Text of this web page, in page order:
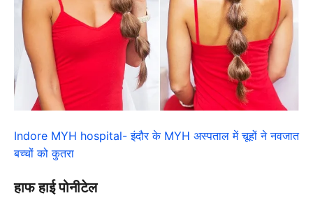
Indore MYH hospital- इंदौर के MYH अस्पताल में चूहों ने नवजात
बच्चों को कुतरा
हाफ हाई पोनीटेल